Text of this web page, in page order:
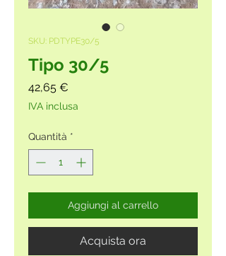
SKU: PDTYPE30/5
Tipo 30/5
42,65 €
IVA inclusa
Quantità *
Aggiungi al carrello
Acquista ora